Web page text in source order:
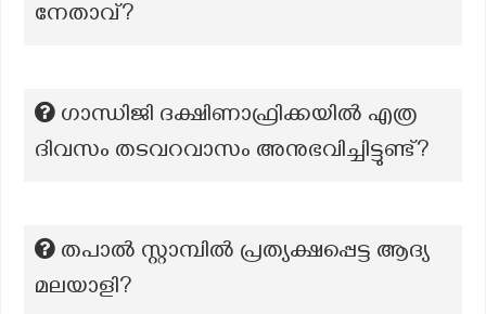
നേതാവ്?
ഗാന്ധിജി ദക്ഷിണാഫ്രിക്കയിൽ എത്ര
ദിവസം തടവറവാസം അനുഭവിച്ചിട്ടുണ്ട്?
തപാൽ സ്റ്റാമ്പിൽ പ്രത്യക്ഷപ്പെട്ട ആദ്യ
മലയാളി?